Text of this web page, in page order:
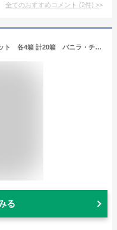
全てのおすすめコメント (2件) >
カロリーメイト ブロック 5種類セット 各4箱 計20箱 バニラ・チョコ・チーズ・フルーツ・メープル ポイント消化 送料無料 ダイエット 健康 栄養補助 朝食 勉強中 スポーツ時 大塚製薬
る